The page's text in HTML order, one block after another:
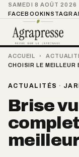
SAMEDI 8 AOÛT 2026
FACEBOOK
ACCUEIL ›
CHOISIR LE MEILLEUR
ACTUALITÉS ·
Brise